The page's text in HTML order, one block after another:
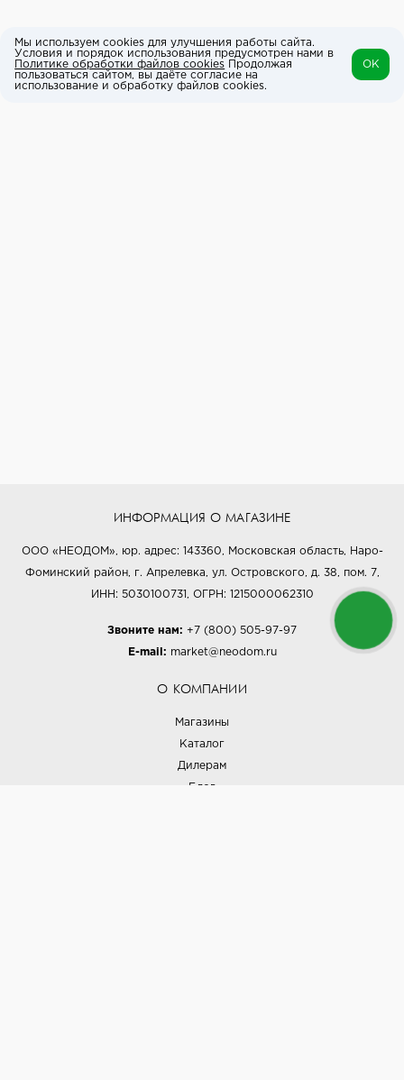
ИНФОРМАЦИЯ О МАГАЗИНЕ
ООО «НЕОДОМ», юр. адрес: 143360, Московская область, Наро-
Фоминский район, г. Апрелевка, ул. Островского, д. 38, пом. 7,
ИНН: 5030100731, ОГРН: 1215000062310
Звоните нам: +7 (800) 505-97-97
E-mail: market@neodom.ru
О КОМПАНИИ
Магазины
Каталог
Дилерам
Блог
Мы используем cookies для улучшения работы сайта.
Условия и порядок использования предусмотрен нами в
Политике обработки файлов cookies Продолжая
пользоваться сайтом, вы даёте согласие на
использование и обработку файлов cookies.
OK